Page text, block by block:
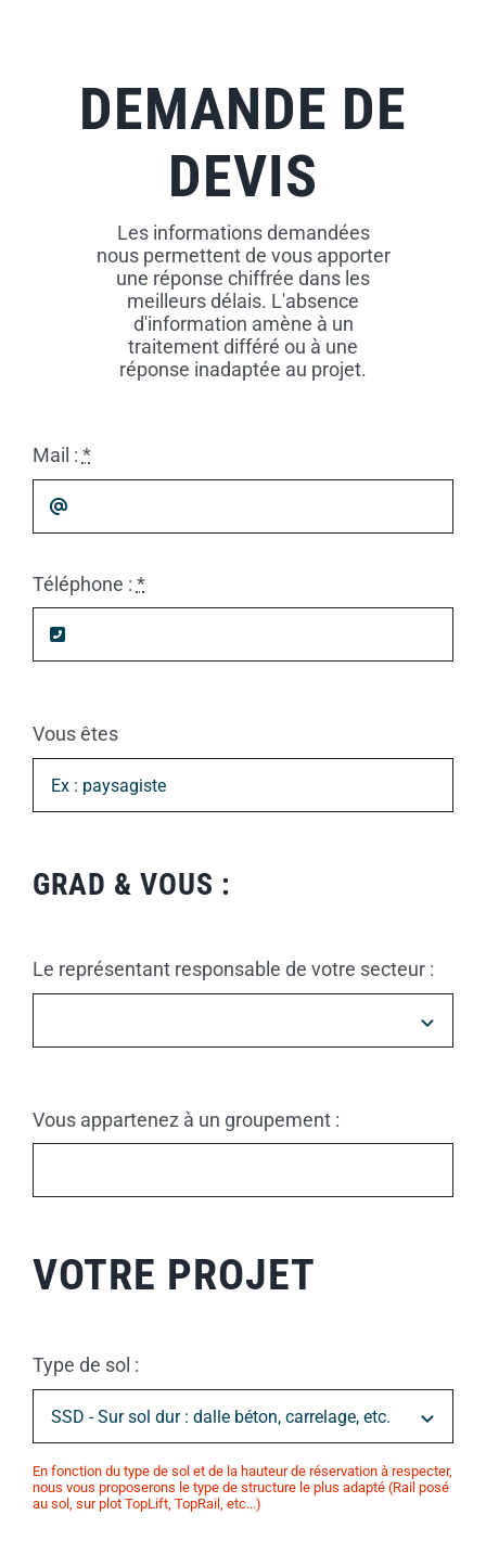
DEMANDE DE
DEVIS
Les informations demandées
nous permettent de vous apporter
une réponse chiffrée dans les
meilleurs délais. L'absence
d'information amène à un
traitement différé ou à une
réponse inadaptée au projet.
Mail : *
Téléphone : *
Vous êtes
GRAD & VOUS :
Le représentant responsable de votre secteur :
Vous appartenez à un groupement :
VOTRE PROJET
Type de sol :
En fonction du type de sol et de la hauteur de réservation à respecter,
nous vous proposerons le type de structure le plus adapté (Rail posé
au sol, sur plot TopLift, TopRail, etc...)